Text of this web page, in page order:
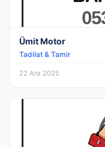
Ümit Motor
Tadilat & Tamir
22 Ara 2025